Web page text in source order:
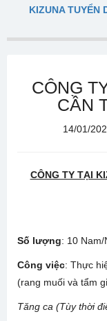
KIZUNA TUYỂN
CÔNG
CẦN
14/01/
CÔNG TY TẠI
Số lượng: 10
Công việc: Thực
(rang muối và tẩm
Tăng ca (Tùy thời